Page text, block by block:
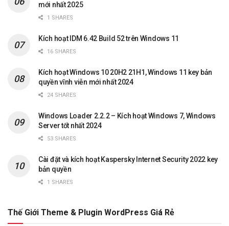
mới nhất 2025
1 SHARES
Kích hoạt IDM 6.42 Build 52 trên Windows 11
16 SHARES
Kích hoạt Windows 10 20H2 21H1, Windows 11 key bản
quyền vĩnh viễn mới nhất 2024
24 SHARES
Windows Loader 2.2.2 – Kích hoạt Windows 7, Windows
Server tốt nhất 2024
53 SHARES
Cài đặt và kích hoạt Kaspersky Internet Security 2022 key
bản quyền
1 SHARES
Thế Giới Theme & Plugin WordPress Giá Rẻ